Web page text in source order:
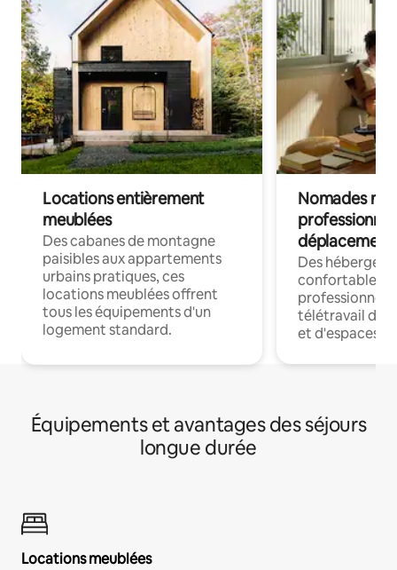
Locations entièrement
meublées
Des cabanes de montagne
paisibles aux appartements
urbains pratiques, ces
locations meublées offrent
tous les équipements d'un
logement standard.
Nomades
déplacement
Des
confortables
professionnels
télétravail
et d'espaces
Équipements et avantages des séjours
longue durée
Locations meublées